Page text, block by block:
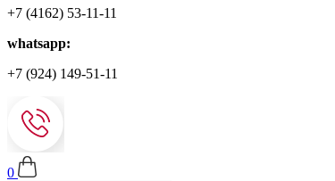
+7 (4162) 53-11-11
whatsapp:
+7 (924) 149-51-11
0